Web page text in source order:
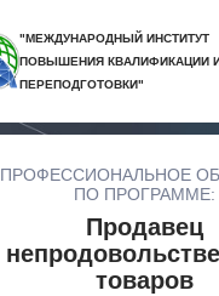
"МЕЖДУНАРОДНЫЙ ИНСТИТУТ
ПОВЫШЕНИЯ КВАЛИФИКАЦИИ
ПЕРЕПОДГОТОВКИ"
ПРОФЕССИОНАЛЬНОЕ
ПО ПРОГРАММЕ:
Продавец
товаров